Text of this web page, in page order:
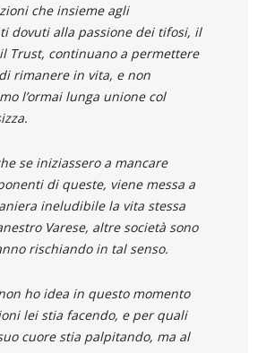
che insieme agli
dovuti alla passione dei tifosi, il
Trust, continuano a permettere
rimanere in vita, e non
l’ormai lunga unione col
se iniziassero a mancare
di queste, viene messa a
ineludibile la vita stessa
Varese, altre società sono
rischiando in tal senso.
ho idea in questo momento
lei stia facendo, e per quali
cuore stia palpitando, ma al